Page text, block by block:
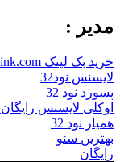
مدیر :
خرید بک لینک behtarinbacklink.com
لایسنس نود32
پسورد نود 32
اوکلی لایسنس رایگان
همیار نود 32
بهترین سئو
رایگان